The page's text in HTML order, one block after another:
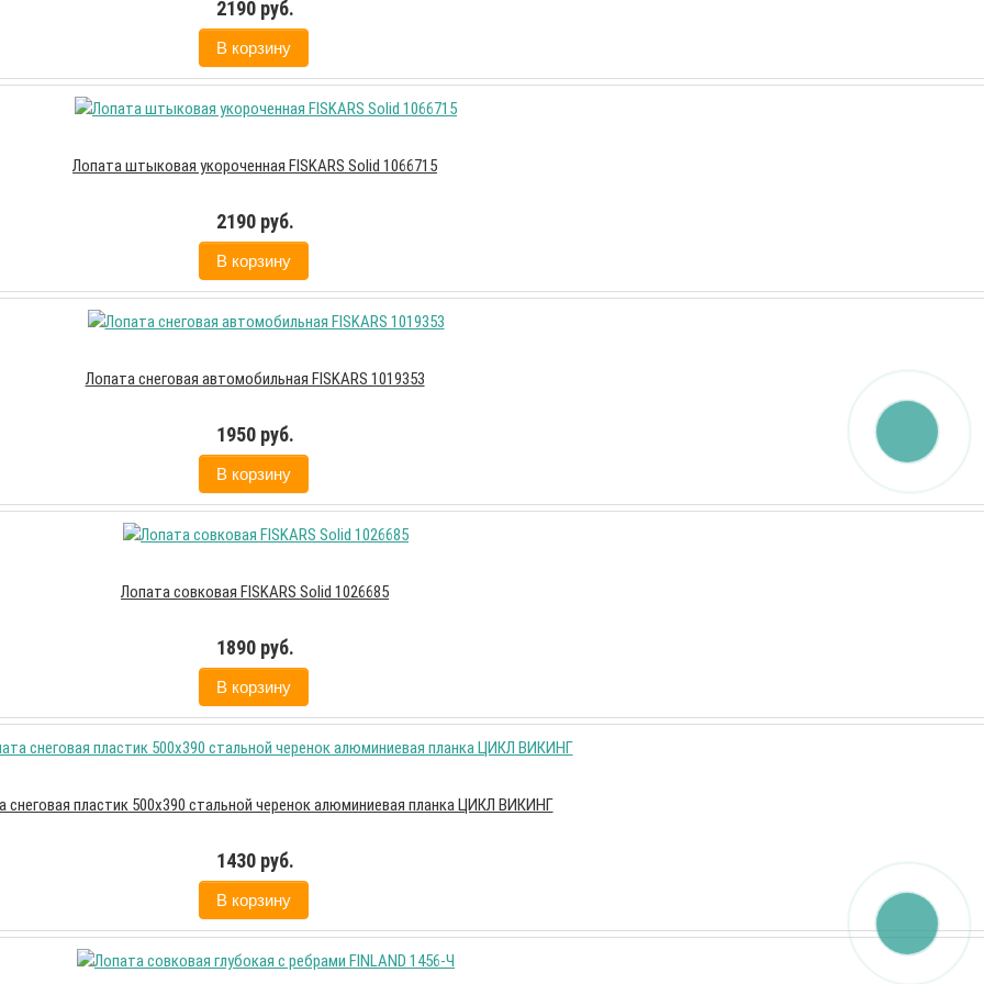
2190 руб.
В корзину
Лопата штыковая укороченная FISKARS Solid 1066715
2190 руб.
В корзину
Лопата снеговая автомобильная FISKARS 1019353
1950 руб.
В корзину
Лопата совковая FISKARS Solid 1026685
1890 руб.
В корзину
снеговая пластик 500х390 стальной черенок алюминиевая планка ЦИКЛ ВИКИНГ
1430 руб.
В корзину